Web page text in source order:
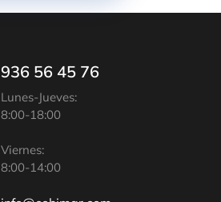
936 56 45 76
Lunes-Jueves:
8:00-18:00
Viernes:
8:00-14:00